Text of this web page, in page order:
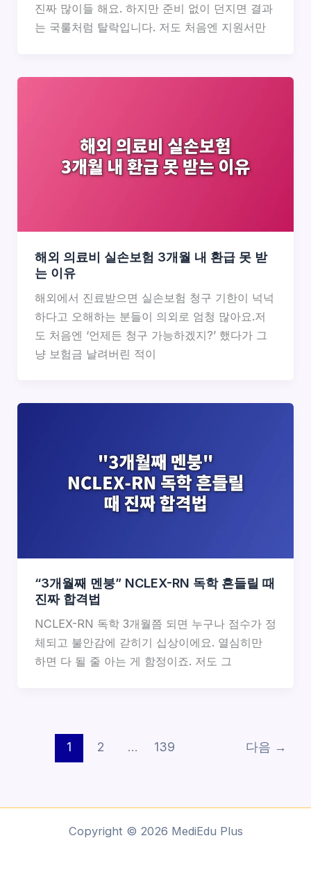
진짜 많이들 해요. 하지만 준비 없이 던지면 결과
는 국룰처럼 탈락입니다. 저도 처음엔 지원서만
해외 의료비 실손보험 3개월 내 환급 못 받
는 이유
해외에서 진료받으면 실손보험 청구 기한이 넉넉
하다고 오해하는 분들이 의외로 엄청 많아요.저
도 처음엔 ‘언제든 청구 가능하겠지?’ 했다가 그
냥 보험금 날려버린 적이
“3개월째 멘붕” NCLEX-RN 독학 흔들릴 때
진짜 합격법
NCLEX-RN 독학 3개월쯤 되면 누구나 점수가 정
체되고 불안감에 갇히기 십상이에요. 열심히만
하면 다 될 줄 아는 게 함정이죠. 저도 그
1 2 … 139 다음 →
Copyright © 2026 MediEdu Plus